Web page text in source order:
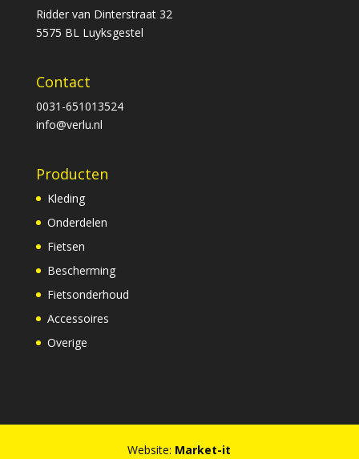
Ridder van Dinterstraat 32
5575 BL Luyksgestel
Contact
0031-651013524
info@verlu.nl
Producten
Kleding
Onderdelen
Fietsen
Bescherming
Fietsonderhoud
Accessoires
Overige
Website: Market-it